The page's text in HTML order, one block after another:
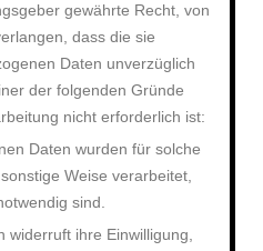
gewährte Recht, von
dass die sie
Daten unverzüglich
der folgenden Gründe
nicht erforderlich ist:
Daten wurden für solche
Weise verarbeitet,
sind.
widerruft ihre Einwilligung,